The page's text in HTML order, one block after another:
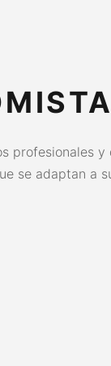
profesionales y
se adaptan a